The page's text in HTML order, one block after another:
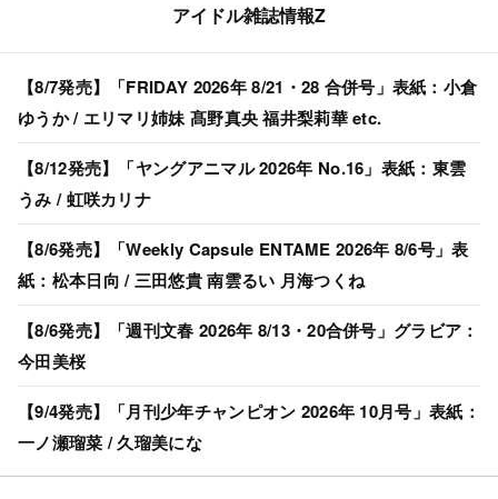
アイドル雑誌情報Z
【8/7発売】「FRIDAY 2026年 8/21・28 合併号」表紙：小倉
ゆうか / エリマリ姉妹 髙野真央 福井梨莉華 etc.
【8/12発売】「ヤングアニマル 2026年 No.16」表紙：東雲
うみ / 虹咲カリナ
【8/6発売】「Weekly Capsule ENTAME 2026年 8/6号」表
紙：松本日向 / 三田悠貴 南雲るい 月海つくね
【8/6発売】「週刊文春 2026年 8/13・20合併号」グラビア：
今田美桜
【9/4発売】「月刊少年チャンピオン 2026年 10月号」表紙：
一ノ瀬瑠菜 / 久瑠美にな